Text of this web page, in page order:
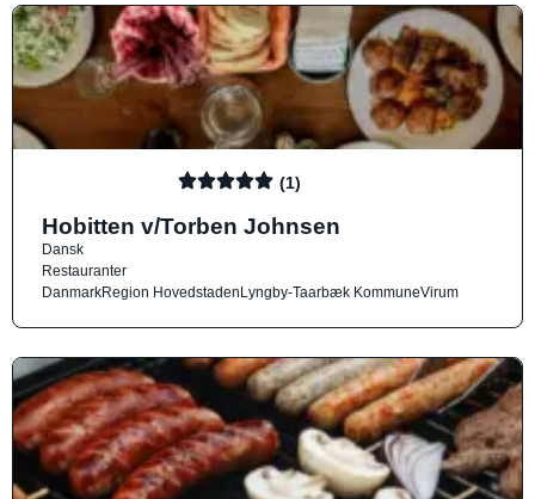
(1)
Hobitten v/Torben Johnsen
Dansk
Restauranter
DanmarkRegion HovedstadenLyngby-Taarbæk KommuneVirum